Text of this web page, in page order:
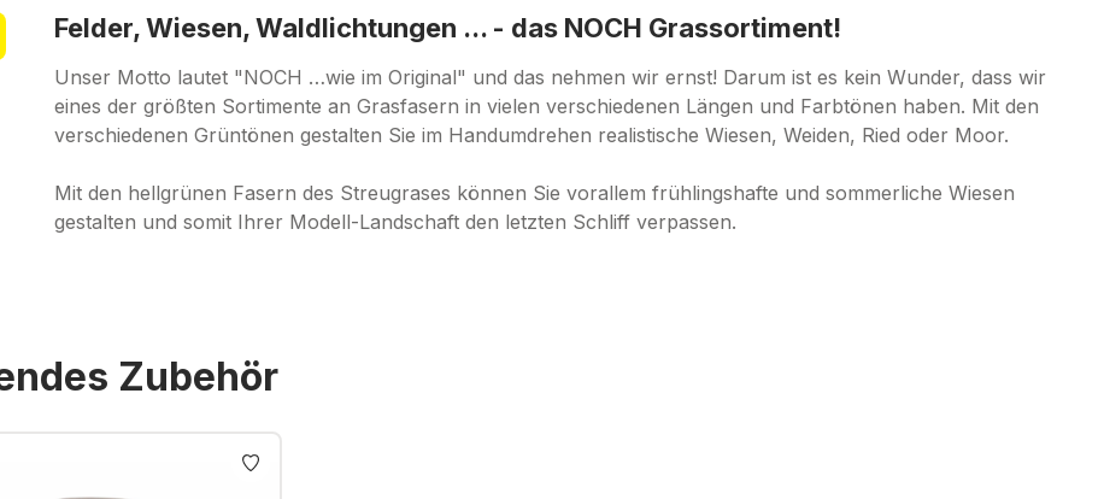
Felder, Wiesen, Waldlichtungen ... - das NOCH Grassortiment!
Unser Motto lautet "NOCH …wie im Original" und das nehmen wir ernst! Darum ist es kein Wunder, dass wir
eines der größten Sortimente an Grasfasern in vielen verschiedenen Längen und Farbtönen haben. Mit den
verschiedenen Grüntönen gestalten Sie im Handumdrehen realistische Wiesen, Weiden, Ried oder Moor.
Mit den hellgrünen Fasern des Streugrases können Sie vorallem frühlingshafte und sommerliche Wiesen
gestalten und somit Ihrer Modell-Landschaft den letzten Schliff verpassen.
Zubehör